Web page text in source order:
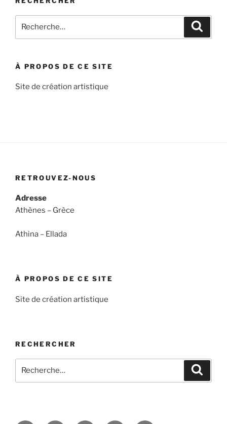
pour
À PROPOS DE CE SITE
Site de création artistique
RETROUVEZ-NOUS
Adresse
Athènes – Grèce
Athina – Ellada
À PROPOS DE CE SITE
Site de création artistique
RECHERCHER
pour